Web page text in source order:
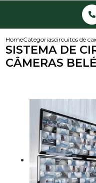
HomeCategoriascircuitos de
SISTEMA DE
CÂMERAS